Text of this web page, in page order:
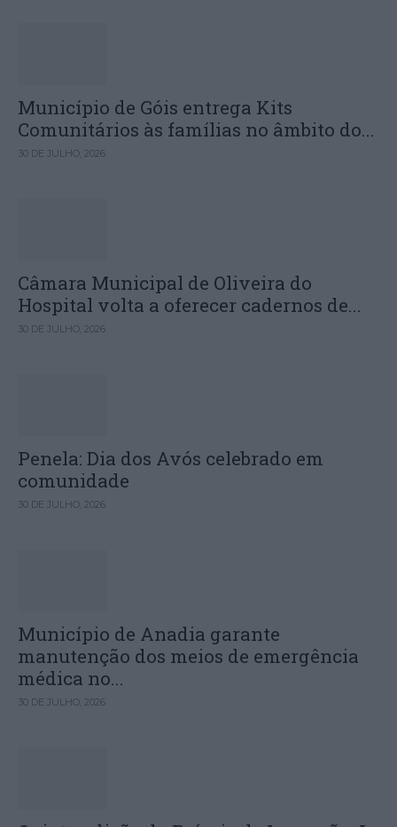
Município de Góis entrega Kits
Comunitários às famílias no âmbito do...
30 DE JULHO, 2026
Câmara Municipal de Oliveira do
Hospital volta a oferecer cadernos de...
30 DE JULHO, 2026
Penela: Dia dos Avós celebrado em
comunidade
30 DE JULHO, 2026
Município de Anadia garante
manutenção dos meios de emergência
médica no...
30 DE JULHO, 2026